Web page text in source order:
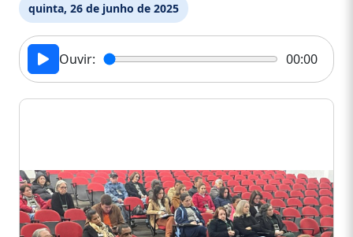
quinta, 26 de junho de 2025
Ouvir: 00:00